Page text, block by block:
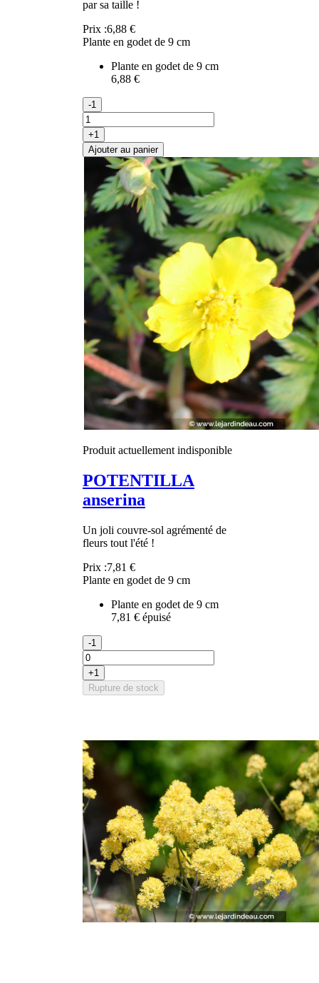
par sa taille !
Prix :6,88 €
Plante en godet de 9 cm
Plante en godet de 9 cm
6,88 €
-1
+1
Ajouter au panier
Produit actuellement indisponible
POTENTILLA
anserina
Un joli couvre-sol agrémenté de
fleurs tout l'été !
Prix :7,81 €
Plante en godet de 9 cm
Plante en godet de 9 cm
7,81 € épuisé
-1
+1
Rupture de stock